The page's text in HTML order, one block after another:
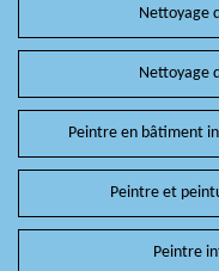
Nettoyage
Nettoyage
Peintre en bâtiment
Peintre et
Peintre